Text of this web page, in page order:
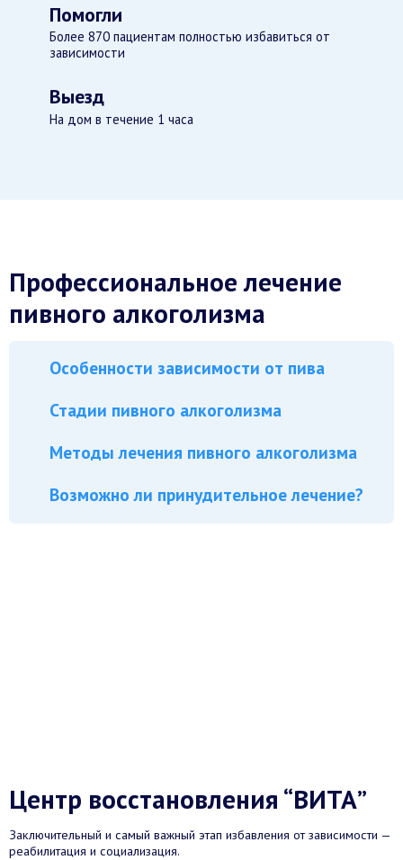
Помогли
Более 870 пациентам полностью избавиться от
зависимости
Выезд
На дом в течение 1 часа
Профессиональное лечение
пивного алкоголизма
Особенности зависимости от пива
Стадии пивного алкоголизма
Методы лечения пивного алкоголизма
Возможно ли принудительное лечение?
Центр восстановления “ВИТА”
Заключительный и самый важный этап избавления от зависимости —
реабилитация и социализация.